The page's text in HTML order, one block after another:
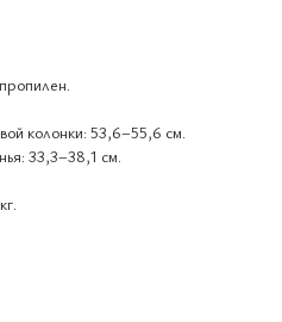
колонки: 53,6–55,6 см.
33,3–38,1 см.